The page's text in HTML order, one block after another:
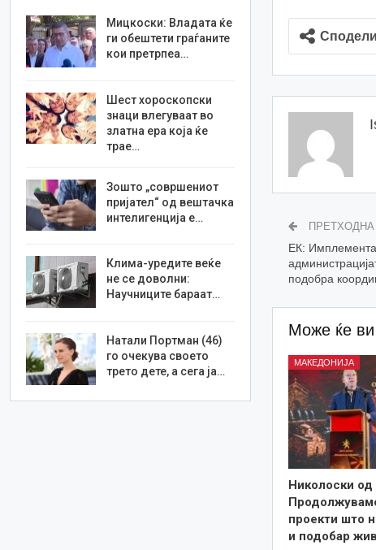
Сподели
ПРЕТХОДНА
ЕК:
подобра
Може ќе
МАКЕДОНИЈА
Николоски
проекти што
и подобар
Мицкоски: Владата ќе
ги обештети граѓаните
кои претрпеа…
Шест хороскопски
знаци влегуваат во
златна ера која ќе
трае…
Зошто „совршениот
пријател“ од вештачка
интелигенција е…
Клима-уредите веќе
не се доволни:
Научниците бараат…
Натали Портман (46)
го очекува своето
трето дете, а сега ја…